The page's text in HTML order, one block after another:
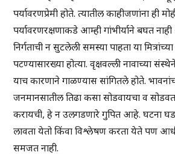
पर्यावरणप्रेमी होते. त्यातील काहीजणांना ही
पर्यावरणरक्षणाकडे आम्ही गांभीर्याने बघत नाही
निर्गताची न सुटलेली समस्या पाहता या
पटण्यासारख्या होत्या. वृक्षवल्ली नावाच्या
याच कारणाने गाळण्यास सांगितले होते.
जनमानसातील तिढा कसा सोडवायचा व
करायची, हे न उलगडणारे गुपित आहे. घटना
लावता येतो किंवा विश्लेषण करता येते पण
समजत नाही.